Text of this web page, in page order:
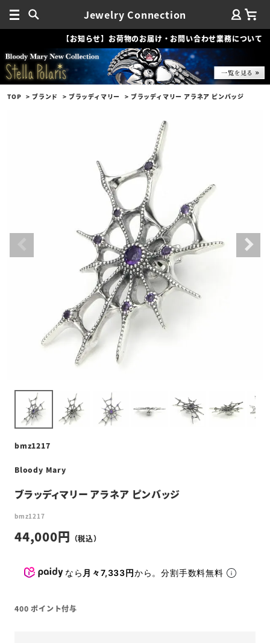
Jewelry Connection
【お知らせ】お荷物のお届け・お問い合わせ業務について
TOP ブランド ブラッディマリー ブラッディマリー アラネア ピンバッジ
bmz1217
Bloody Mary
ブラッディマリー アラネア ピンバッジ
bmz1217
44,000
なら 月々7,333円から。分割手数料無料
400 ポイント付与